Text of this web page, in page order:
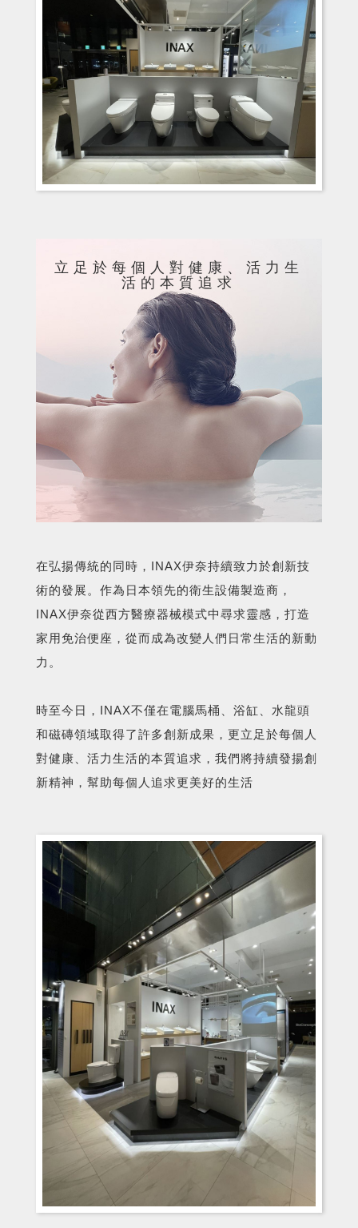
立足於每個人對健康、活力生
活的本質追求
在弘揚傳統的同時，INAX伊奈持續致力於創新技
術的發展。作為日本領先的衛生設備製造商，
INAX伊奈從西方醫療器械模式中尋求靈感，打造
家用免治便座，從而成為改變人們日常生活的新動
力。
時至今日，INAX不僅在電腦馬桶、浴缸、水龍頭
和磁磚領域取得了許多創新成果，更立足於每個人
對健康、活力生活的本質追求，我們將持續發揚創
新精神，幫助每個人追求更美好的生活